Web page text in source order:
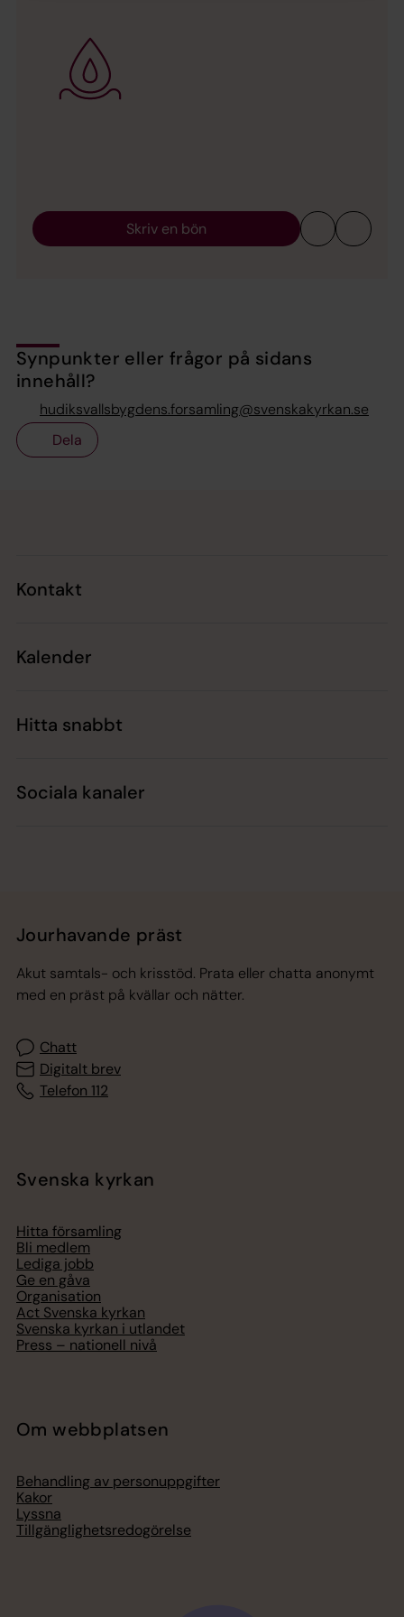
Skriv en bön
Synpunkter eller frågor på sidans
innehåll?
hudiksvallsbygdens.forsamling@svenskakyrkan.se
Dela
Kontakt
Kalender
Hitta snabbt
Sociala kanaler
Jourhavande präst
Akut samtals- och krisstöd. Prata eller chatta anonymt
med en präst på kvällar och nätter.
Chatt
Digitalt brev
Telefon 112
Svenska kyrkan
Hitta församling
Bli medlem
Lediga jobb
Ge en gåva
Organisation
Act Svenska kyrkan
Svenska kyrkan i utlandet
Press – nationell nivå
Om webbplatsen
Behandling av personuppgifter
Kakor
Lyssna
Tillgänglighetsredogörelse